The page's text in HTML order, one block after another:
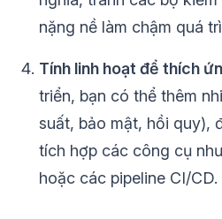
nặng nề làm chậm quá
Tính linh hoạt để thích
triển, bạn có thể thêm
suất, bảo mật, hồi quy),
tích hợp các công cụ
hoặc các pipeline CI/CD.